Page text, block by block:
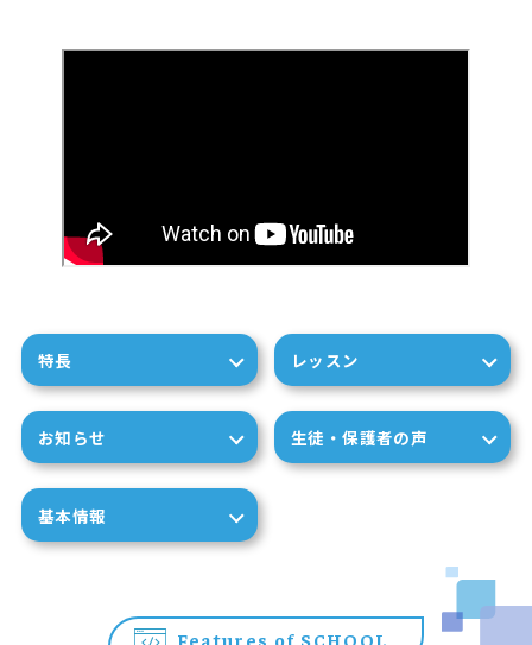
特長 レッスン
お知らせ 生徒・保護者の声
基本情報
Features of SCHOOL